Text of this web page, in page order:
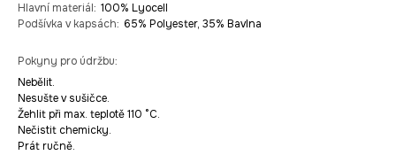
Hlavní materiál: 100% Lyocell
Podšívka v kapsách: 65% Polyester, 35% Bavlna
Pokyny pro údržbu:
Nebělit.
Nesušte v sušičce.
Žehlit při max. teplotě 110 °C.
Nečistit chemicky.
Prát ručně.